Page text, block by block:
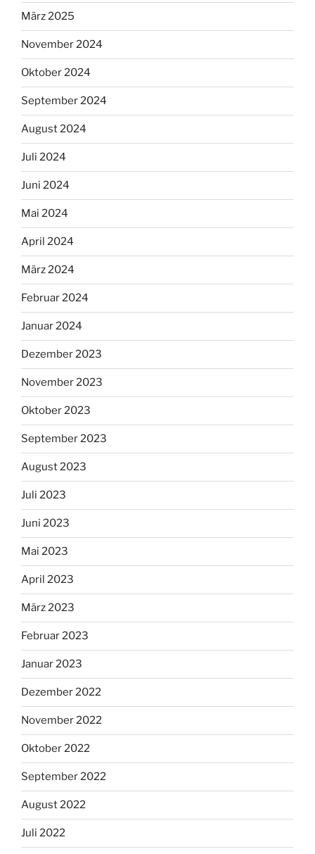
März 2025
November 2024
Oktober 2024
September 2024
August 2024
Juli 2024
Juni 2024
Mai 2024
April 2024
März 2024
Februar 2024
Januar 2024
Dezember 2023
November 2023
Oktober 2023
September 2023
August 2023
Juli 2023
Juni 2023
Mai 2023
April 2023
März 2023
Februar 2023
Januar 2023
Dezember 2022
November 2022
Oktober 2022
September 2022
August 2022
Juli 2022